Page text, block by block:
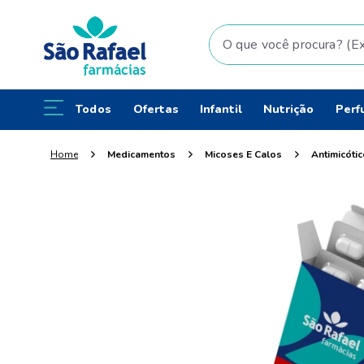
O que você procura? (Ex:
Todos Ofertas Infantil Nutrição
Medicamentos Micoses E Calos